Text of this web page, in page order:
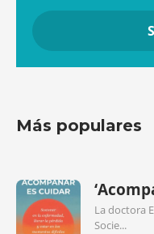
Más populares
La doctora
Socie...